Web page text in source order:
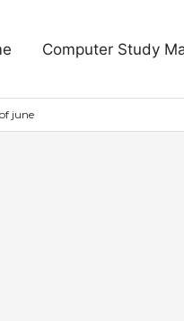
Computer Study
june